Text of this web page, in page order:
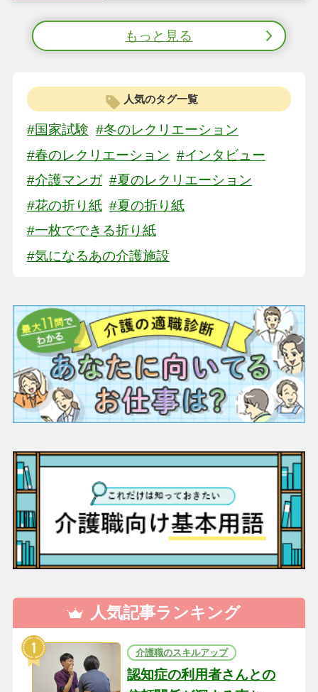
もっと見る
人気のタグ一覧
#国家試験 #冬のレクリエーション
#春のレクリエーション #インタビュー
#介護マンガ #夏のレクリエーション
#花の折り紙 #夏の折り紙
#一枚でできる折り紙
#気になるあの介護施設
人気記事ランキング
介護職のスキルアップ
認知症の利用者さんとの